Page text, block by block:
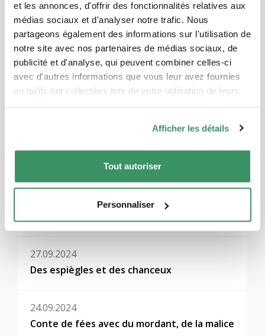
et les annonces, d'offrir des fonctionnalités relatives aux
médias sociaux et d'analyser notre trafic. Nous
partageons également des informations sur l'utilisation de
notre site avec nos partenaires de médias sociaux, de
publicité et d'analyse, qui peuvent combiner celles-ci
avec d'autres informations que vous leur avez fournies
ou qu'ils ont collectées lors de votre utilisation de leurs
Afficher les détails
Tout autoriser
Personnaliser
Régions
Autres événements
27.09.2024
Des espiègles et des chanceux
24.09.2024
Conte de fées avec du mordant, de la malice
Laisser un commentaire
Vous devez vous connecterpour publier un
commentaire.